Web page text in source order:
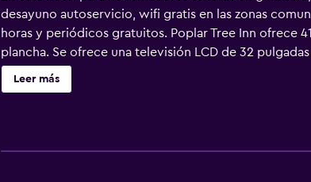
desayuno autoservicio, wifi gratis en las zonas
horas y periódicos gratuitos. Poplar Tree Inn ofrece
plancha. Se ofrece una televisión LCD de 32
ducha. Este hotel en Stoughton ofrece acceso a
teléfono; se ofrecen llamadas locales gratuitas
Leer más